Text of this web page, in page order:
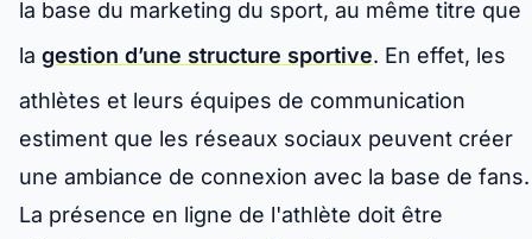
la base du marketing du sport, au même titre que
la gestion d’une structure sportive. En effet, les
athlètes et leurs équipes de communication
estiment que les réseaux sociaux peuvent créer
une ambiance de connexion avec la base de fans.
La présence en ligne de l'athlète doit être